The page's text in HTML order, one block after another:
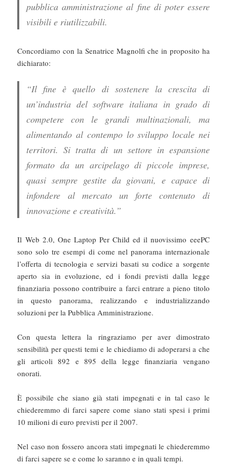
pubblica amministrazione al fine di poter essere
visibili e riutilizzabili.
Concordiamo con la Senatrice Magnolfi che in proposito ha
dichiarato:
“Il fine è quello di sostenere la crescita di
un’industria del software italiana in grado di
competere con le grandi multinazionali, ma
alimentando al contempo lo sviluppo locale nei
territori. Si tratta di un settore in espansione
formato da un arcipelago di piccole imprese,
quasi sempre gestite da giovani, e capace di
infondere al mercato un forte contenuto di
innovazione e creatività.”
Il Web 2.0, One Laptop Per Child ed il nuovissimo eeePC
sono solo tre esempi di come nel panorama internazionale
l’offerta di tecnologia e servizi basati su codice a sorgente
aperto sia in evoluzione, ed i fondi previsti dalla legge
finanziaria possono contribuire a farci entrare a pieno titolo
in questo panorama, realizzando e industrializzando
soluzioni per la Pubblica Amministrazione.
Con questa lettera la ringraziamo per aver dimostrato
sensibilità per questi temi e le chiediamo di adoperarsi a che
gli articoli 892 e 895 della legge finanziaria vengano
onorati.
È possibile che siano già stati impegnati e in tal caso le
chiederemmo di farci sapere come siano stati spesi i primi
10 milioni di euro previsti per il 2007.
Nel caso non fossero ancora stati impegnati le chiederemmo
di farci sapere se e come lo saranno e in quali tempi.